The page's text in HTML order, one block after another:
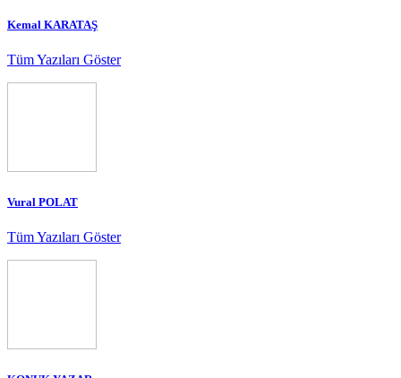
Kemal KARATAŞ
Tüm Yazıları Göster
Vural POLAT
Tüm Yazıları Göster